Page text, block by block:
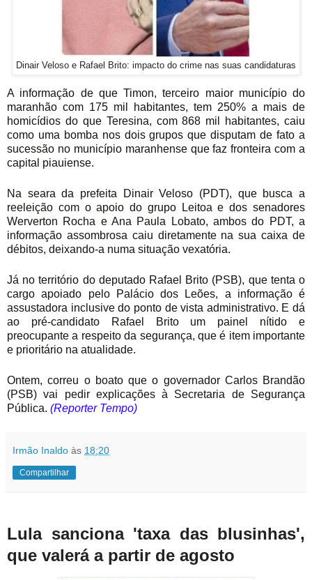
Dinair Veloso e Rafael Brito: impacto do crime nas suas candidaturas
A informação de que Timon, terceiro maior município do
maranhão com 175 mil habitantes, tem 250% a mais de
homicídios do que Teresina, com 868 mil habitantes, caiu
como uma bomba nos dois grupos que disputam de fato a
sucessão no município maranhense que faz fronteira com a
capital piauiense.
Na seara da prefeita Dinair Veloso (PDT), que busca a
reeleição com o apoio do grupo Leitoa e dos senadores
Werverton Rocha e Ana Paula Lobato, ambos do PDT, a
informação assombrosa caiu diretamente na sua caixa de
débitos, deixando-a numa situação vexatória.
Já no território do deputado Rafael Brito (PSB), que tenta o
cargo apoiado pelo Palácio dos Leões, a informação é
assustadora inclusive do ponto de vista administrativo. E dá
ao pré-candidato Rafael Brito um painel nítido e
preocupante a respeito da segurança, que é item importante
e prioritário na atualidade.
Ontem, correu o boato que o governador Carlos Brandão
(PSB) vai pedir explicações à Secretaria de Segurança
Pública. (Reporter Tempo)
Irmão Inaldo às 18:20
Compartilhar
Lula sanciona 'taxa das blusinhas',
que valerá a partir de agosto